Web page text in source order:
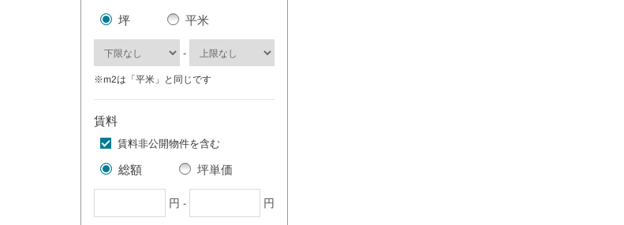
坪 平米
-
※m2は「平米」と同じです
賃料
賃料非公開物件を含む
総額 坪単価
円 - 円